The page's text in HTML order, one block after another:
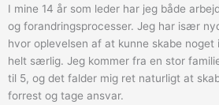
I mine 14 år som leder har jeg både
og forandringsprocesser. Jeg har især
hvor oplevelsen af at kunne skabe
helt særlig. Jeg kommer fra en stor
til 5, og det falder mig ret naturligt at
forrest og tage ansvar.